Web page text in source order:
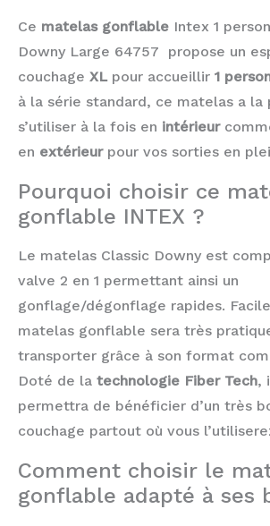
Ce matelas gonflable Intex 1
Downy Large 64757 propose un
couchage XLpour accueillir 1
à la série standard, ce matelas a
s’utiliser à la fois en intérieur
en extérieurpour vos sorties en
Pourquoi choisir ce
gonflable INTEX ?
Le matelas Classic Downy est
valve 2 en 1 permettant ainsi un
gonflage/dégonflage rapides.
matelas gonflable sera très
transporter grâce à son format
Doté de la technologie Fiber Tech,
permettra de bénéficier d’un très
couchage partout où vous
Comment choisir le
gonflable adapté à ses